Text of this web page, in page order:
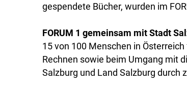
gespendete Bücher, wurden im
FORUM 1 gemeinsam mit Stadt
15 von 100 Menschen in
Rechnen sowie beim Umgang mit
Salzburg und Land Salzburg